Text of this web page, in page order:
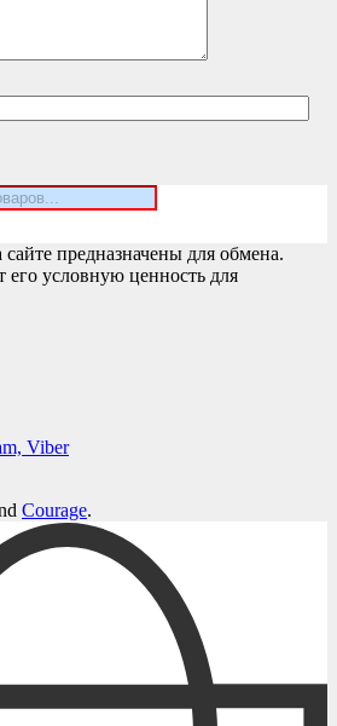
предназначены для обмена.
его условную ценность для
Viber
Courage.